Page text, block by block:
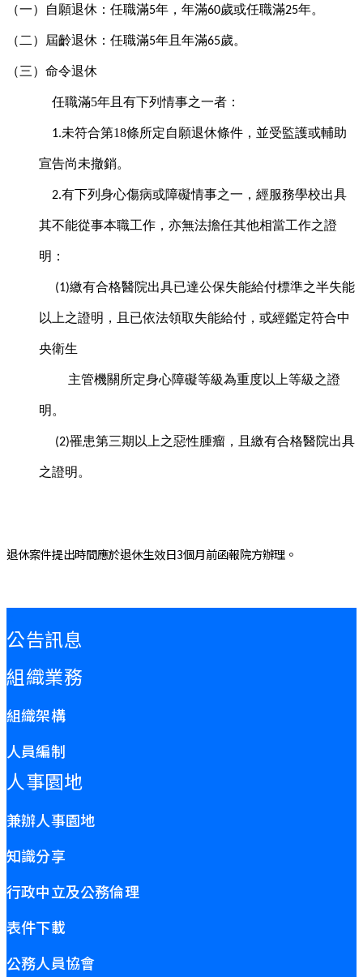
（一）自願退休：任職滿5年，年滿60歲或任職滿25年。
（二）屆齡退休：任職滿5年且年滿65歲。
（三）命令退休
任職滿5年且有下列情事之一者：
1.未符合第18條所定自願退休條件，並受監護或輔助
宣告尚未撤銷。
2.有下列身心傷病或障礙情事之一，經服務學校出具
其不能從事本職工作，亦無法擔任其他相當工作之證
明：
(1)繳有合格醫院出具已達公保失能給付標準之半失能
以上之證明，且已依法領取失能給付，或經鑑定符合中
央衛生
主管機關所定身心障礙等級為重度以上等級之證
明。
(2)罹患第三期以上之惡性腫瘤，且繳有合格醫院出具
之證明。
退休案件提出時間應於退休生效日3個月前函報院方辦理。
公告訊息
組織業務
組織架構
人員編制
人事園地
兼辦人事園地
知識分享
行政中立及公務倫理
表件下載
公務人員協會